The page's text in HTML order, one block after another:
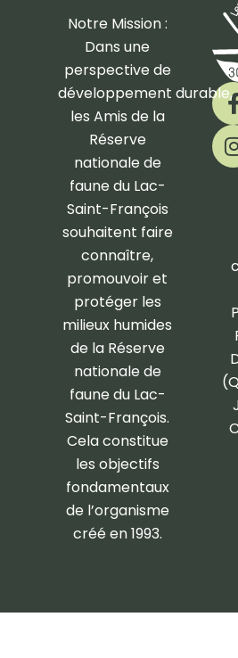
I
Notre Mission :
Dans une
perspective de
développement durable,
les Amis de la
Réserve
nationale de
faune du Lac-
Saint-François
souhaitent faire
connaître,
promouvoir et
protéger les
milieux humides
de la Réserve
nationale de
faune du Lac-
Saint-François.
Cela constitue
les objectifs
fondamentaux
de l’organisme
créé en 1993.